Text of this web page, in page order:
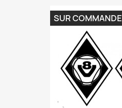
SUR COMMANDE